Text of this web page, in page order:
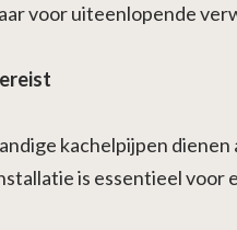
voor uiteenlopende
kachelpijpen
is essentieel